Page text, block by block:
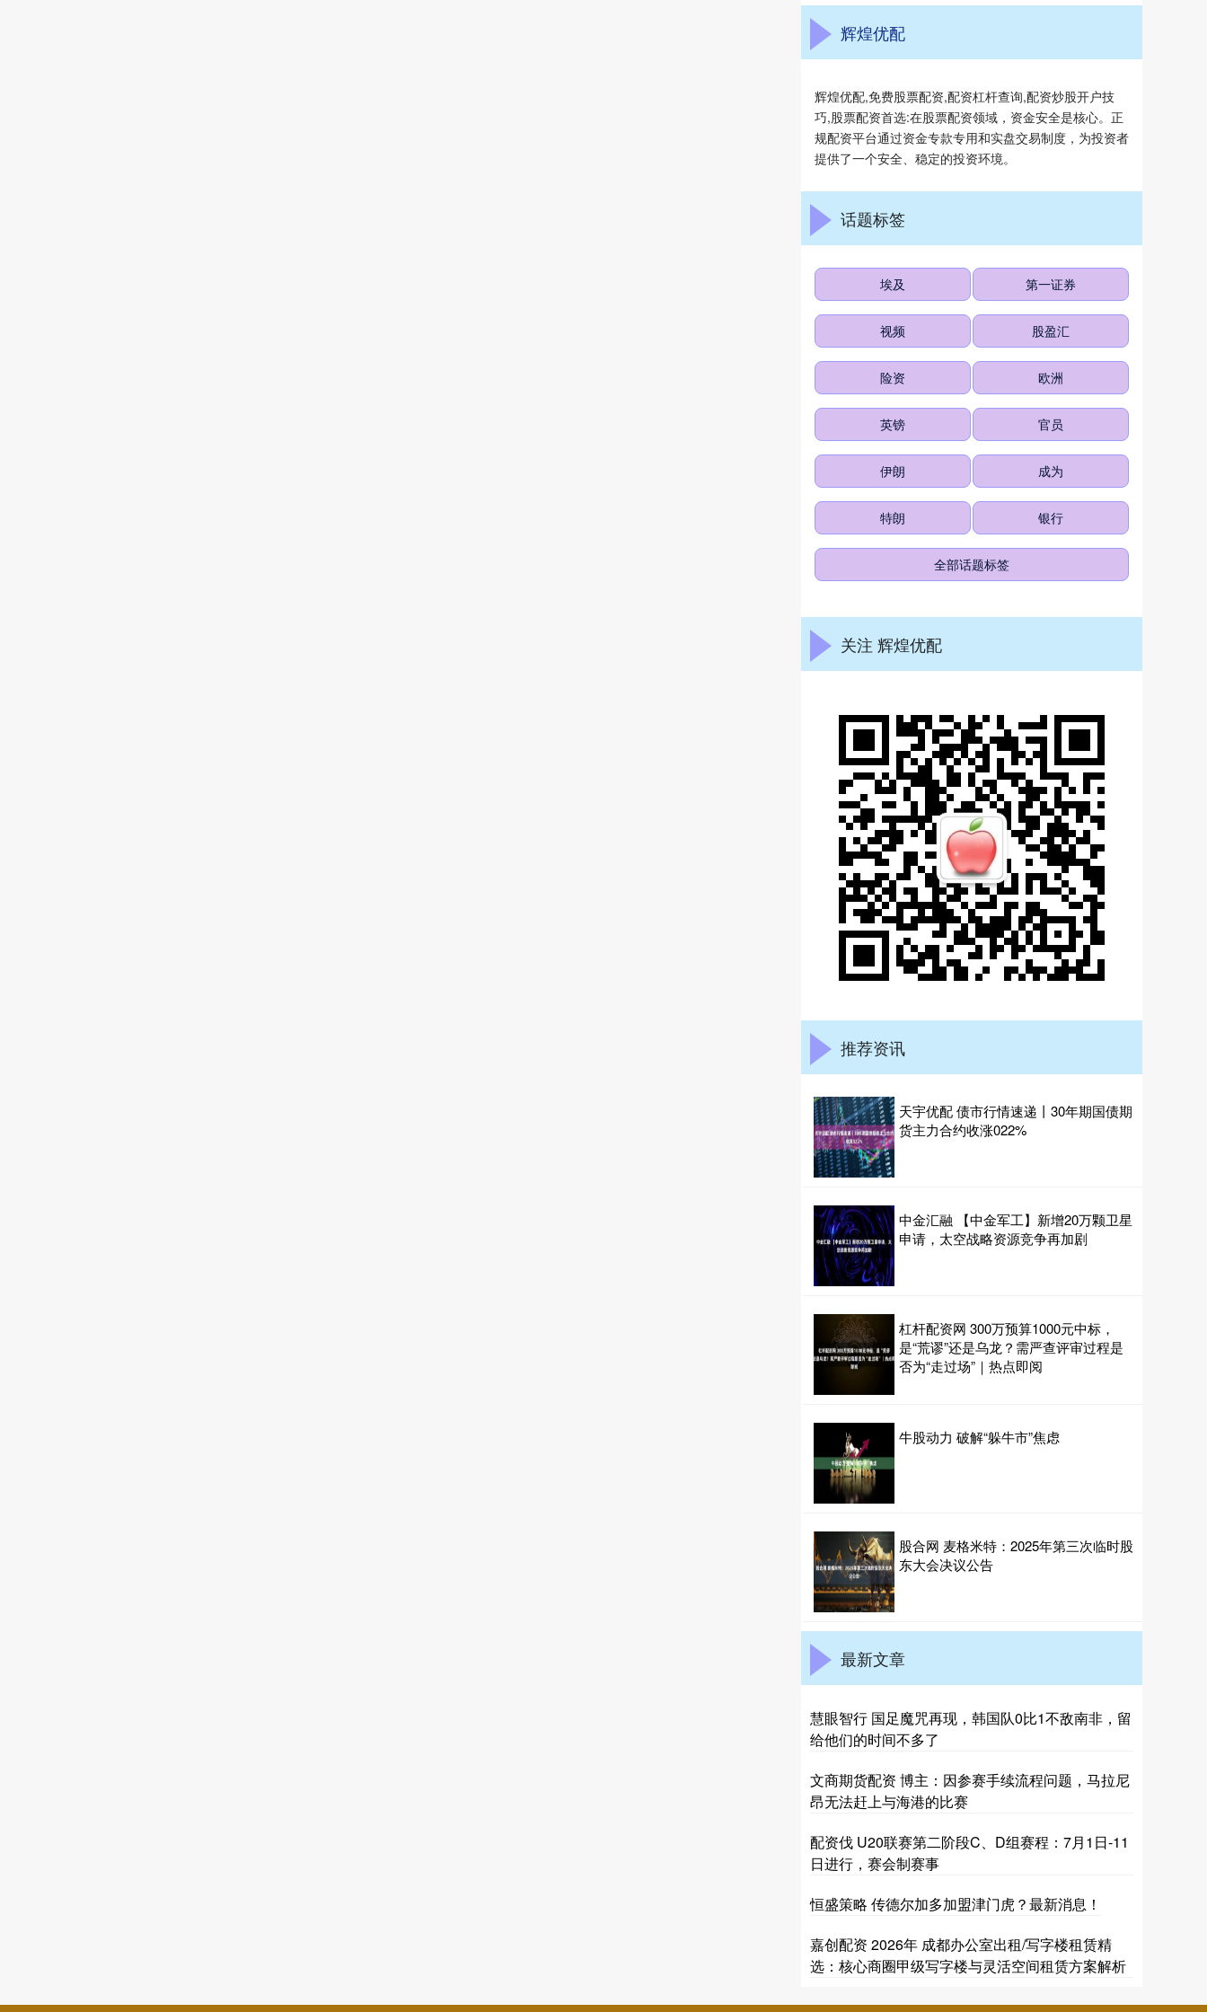
辉煌优配
辉煌优配,免费股票配资,配资杠杆查询,配资炒股开户技
巧,股票配资首选:在股票配资领域，资金安全是核心。正
规配资平台通过资金专款专用和实盘交易制度，为投资者
提供了一个安全、稳定的投资环境。
话题标签
埃及 第一证券
视频 股盈汇
险资 欧洲
英镑 官员
伊朗 成为
特朗 银行
全部话题标签
关注 辉煌优配
推荐资讯
天宇优配 债市行情速递丨30年期国债期
货主力合约收涨022%
中金汇融 【中金军工】新增20万颗卫星
申请，太空战略资源竞争再加剧
杠杆配资网 300万预算1000元中标，
是“荒谬”还是乌龙？需严查评审过程是
否为“走过场”｜热点即阅
牛股动力 破解“躲牛市”焦虑
股合网 麦格米特：2025年第三次临时股
东大会决议公告
最新文章
慧眼智行 国足魔咒再现，韩国队0比1不敌南非，留
给他们的时间不多了
文商期货配资 博主：因参赛手续流程问题，马拉尼
昂无法赶上与海港的比赛
配资伐 U20联赛第二阶段C、D组赛程：7月1日-11
日进行，赛会制赛事
恒盛策略 传德尔加多加盟津门虎？最新消息！
嘉创配资 2026年 成都办公室出租/写字楼租赁精
选：核心商圈甲级写字楼与灵活空间租赁方案解析